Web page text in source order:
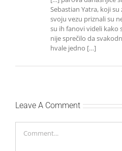
Sebastian Yatra, koji
svoju vezu priznali su
su ih fanovi videli kako
nije sprečilo da
hvale jedno […]
Leave A Comment